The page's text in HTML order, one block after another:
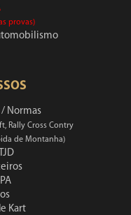
provas)
/ Normas
Rally Cross Contry
de Montanha)
Kart